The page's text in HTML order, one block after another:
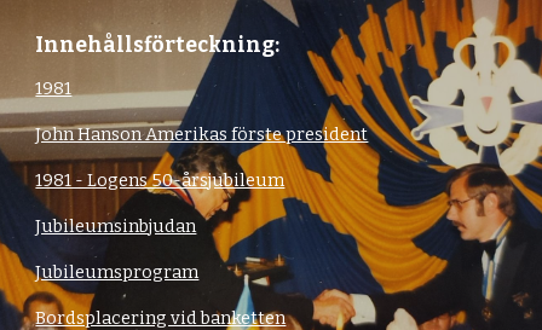
Innehållsförteckning:
1981
John Hanson Amerikas förste president
1981 - Logens 50-årsjubileum
Jubileumsinbjudan
Jubileumsprogram
Bordsplacering vid banketten